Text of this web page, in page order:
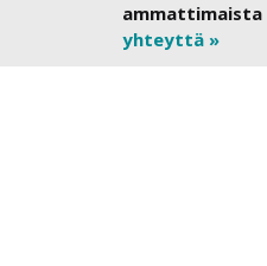
ammattimaista
yhteyttä »